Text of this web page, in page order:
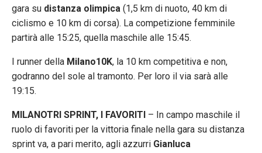
gara su distanza olimpica (1,5 km di nuoto, 40 km di
ciclismo e 10 km di corsa). La competizione femminile
partirà alle 15:25, quella maschile alle 15:45.
I runner della Milano10K, la 10 km competitiva e non,
godranno del sole al tramonto. Per loro il via sarà alle
19:15.
MILANOTRI SPRINT, I FAVORITI – In campo maschile il
ruolo di favoriti per la vittoria finale nella gara su distanza
sprint va, a pari merito, agli azzurri Gianluca